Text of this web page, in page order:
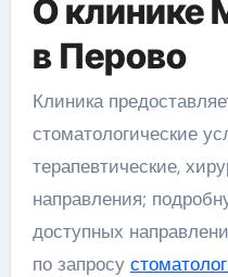
О клинике
в Перово
Клиника предоставляет комплексные
стоматологические
терапевтические,
направления;
доступных
по запросу